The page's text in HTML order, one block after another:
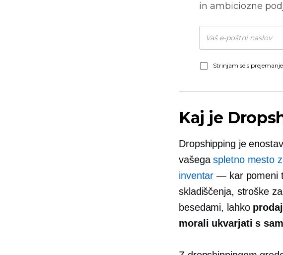
in ambiciozne
Strinjam se s
Kaj je
Dropshipping je
vašegaspletno mesto
inventar — kar pomeni
skladiščenja, stroške
besedami, lahko
morali ukvarjati s